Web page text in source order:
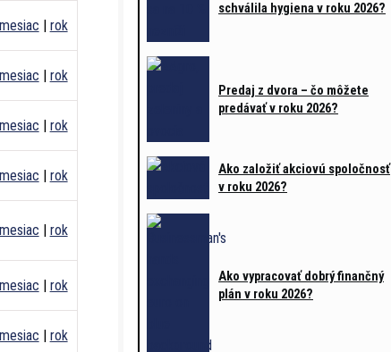
mesiac | rok
mesiac | rok
mesiac | rok
mesiac | rok
mesiac | rok
mesiac | rok
mesiac | rok
schválila hygiena v roku 2026?
Predaj z dvora – čo môžete
predávať v roku 2026?
Ako založiť akciovú spoločnosť
v roku 2026?
Ako vypracovať dobrý finančný
plán v roku 2026?